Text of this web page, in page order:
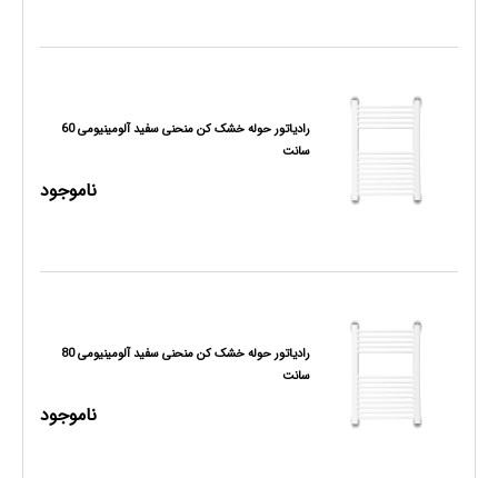
رادیاتور حوله خشک کن منحنی سفید آلومینیومی 60
سانت
ناموجود
رادیاتور حوله خشک کن منحنی سفید آلومینیومی 80
سانت
ناموجود